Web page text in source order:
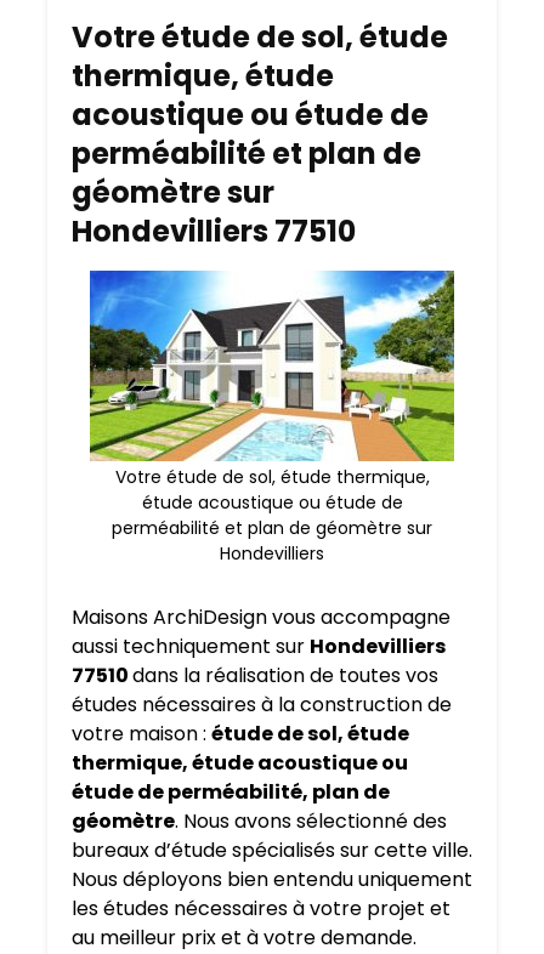
Votre étude de sol, étude
thermique, étude
acoustique ou étude de
perméabilité et plan de
géomètre sur
Hondevilliers 77510
Votre étude de sol, étude thermique,
étude acoustique ou étude de
perméabilité et plan de géomètre sur
Hondevilliers
Maisons ArchiDesign vous accompagne
aussi techniquement sur Hondevilliers
77510dans la réalisation de toutes vos
études nécessaires à la construction de
votre maison : étude de sol, étude
thermique, étude acoustique ou
étude de perméabilité, plan de
géomètre. Nous avons sélectionné des
bureaux d’étude spécialisés sur cette ville.
Nous déployons bien entendu uniquement
les études nécessaires à votre projet et
au meilleur prix et à votre demande.